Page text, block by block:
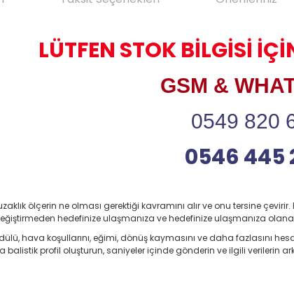
LÜTFEN STOK BİLGİSİ
GSM &
0549 820
0546 445
ölçerin ne olması gerektiği kavramını alır ve onu tersine
değiştirmeden hedefinize ulaşmanıza ve hedefinize ulaşmanıza
hava koşullarını, eğimi, dönüş kaymasını ve daha
profil oluşturun, saniyeler içinde gönderin ve ilgili verilerin